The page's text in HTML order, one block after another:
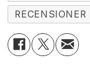
RECENSIONER